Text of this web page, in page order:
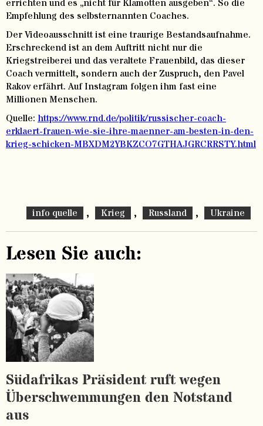
errichten und es „nicht für Klamotten ausgeben“. So die
Empfehlung des selbsternannten Coaches.
Der Videoausschnitt ist eine traurige Bestandsaufnahme.
Erschreckend ist an dem Auftritt nicht nur die
Kriegstreiberei und das veraltete Frauenbild, das dieser
Coach vermittelt, sondern auch der Zuspruch, den Pavel
Rakov erfährt. Auf Instagram folgen ihm fast eine
Millionen Menschen.
Quelle: https://www.rnd.de/politik/russischer-coach-
erklaert-frauen-wie-sie-ihre-maenner-am-besten-in-den-
krieg-schicken-MBXDM2YBKZCO7GTHAJGRCRRSTY.html
info quelle , Krieg , Russland , Ukraine
Lesen Sie auch:
Südafrikas Präsident ruft wegen
Überschwemmungen den Notstand
aus